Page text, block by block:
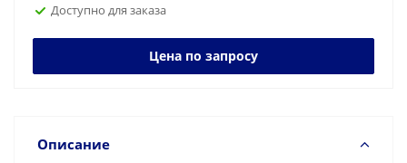
Доступно для заказа
Цена по запросу
Описание